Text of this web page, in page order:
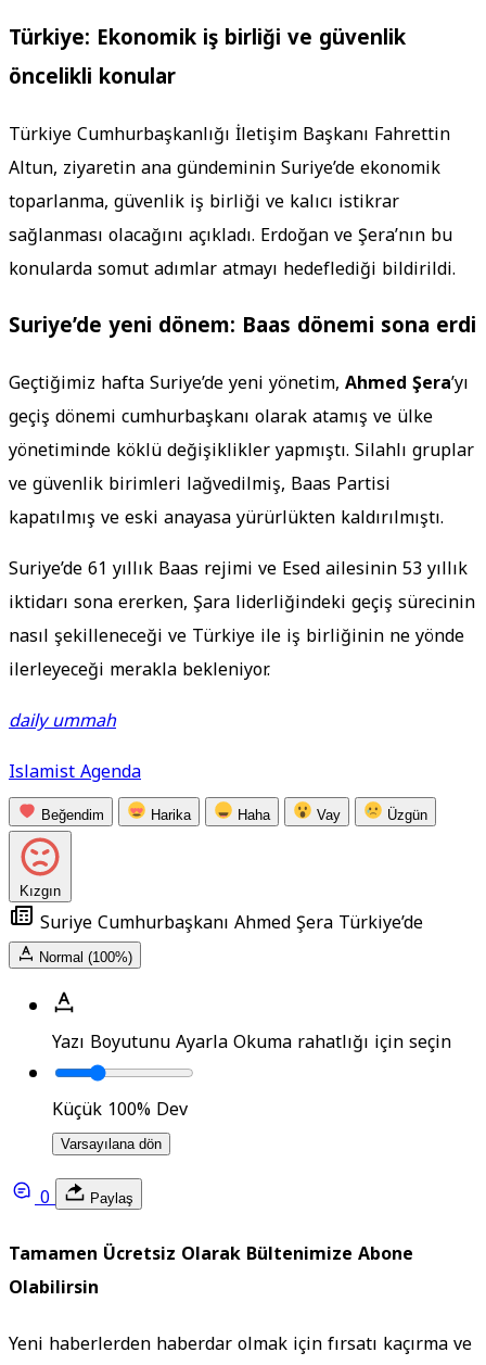
Türkiye: Ekonomik iş birliği ve güvenlik
öncelikli konular
Türkiye Cumhurbaşkanlığı İletişim Başkanı Fahrettin
Altun, ziyaretin ana gündeminin Suriye’de ekonomik
toparlanma, güvenlik iş birliği ve kalıcı istikrar
sağlanması olacağını açıkladı. Erdoğan ve Şera’nın bu
konularda somut adımlar atmayı hedeflediği bildirildi.
Suriye’de yeni dönem: Baas dönemi sona erdi
Geçtiğimiz hafta Suriye’de yeni yönetim,Ahmed Şera’yı
geçiş dönemi cumhurbaşkanı olarak atamış ve ülke
yönetiminde köklü değişiklikler yapmıştı. Silahlı gruplar
ve güvenlik birimleri lağvedilmiş, Baas Partisi
kapatılmış ve eski anayasa yürürlükten kaldırılmıştı.
Suriye’de 61 yıllık Baas rejimi ve Esed ailesinin 53 yıllık
iktidarı sona ererken, Şara liderliğindeki geçiş sürecinin
nasıl şekilleneceği ve Türkiye ile iş birliğinin ne yönde
ilerleyeceği merakla bekleniyor.
daily ummah
Islamist Agenda
Beğendim Harika Haha Vay Üzgün
Kızgın
Suriye Cumhurbaşkanı Ahmed Şera Türkiye’de
Normal (100%)
Yazı Boyutunu AyarlaOkuma rahatlığı için seçin
Küçük 100%Dev
Varsayılana dön
0 Paylaş
Tamamen Ücretsiz Olarak Bültenimize Abone
Olabilirsin
Yeni haberlerden haberdar olmak için fırsatı kaçırma ve